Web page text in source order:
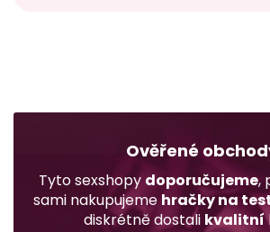
Ověřené
Tyto sexshopy doporučujeme,
sami nakupujeme hračky na
diskrétně dostali kvalitní